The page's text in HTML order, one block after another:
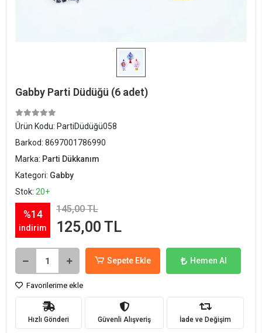
Gabby Parti Düdüğü (6 adet)
Ürün Kodu: PartiDüdüğü058
Barkod: 8697001786990
Marka: Parti Dükkanım
Kategori: Gabby
Stok: 20+
%14
indirim
145,00 TL
125,00 TL
Sepete Ekle Hemen Al
Favorilerime ekle
Hızlı Gönderi Güvenli Alışveriş İade ve Değişim